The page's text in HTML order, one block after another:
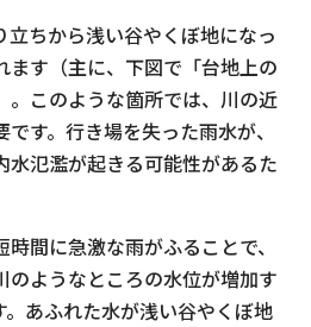
立ちから浅い谷やくぼ地になっ
ます（主に、下図で「台地上の
。このような箇所では、川の近
す。行き場を失った雨水が、
水氾濫が起きる可能性があるた
間に急激な雨がふることで、
のようなところの水位が増加す
あふれた水が浅い谷やくぼ地